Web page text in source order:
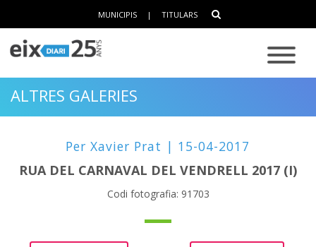
MUNICIPIS | TITULARS
ALTRES GALERIES
Per Xavier Prat | 15-04-2017
RUA DEL CARNAVAL DEL VENDRELL 2017 (I)
Codi fotografia: 91703